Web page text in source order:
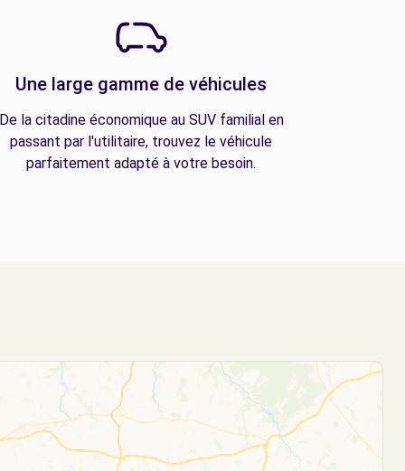
Une large gamme de véhicules
la citadine économique au SUV familial en
passant par l'utilitaire, trouvez le véhicule
parfaitement adapté à votre besoin.